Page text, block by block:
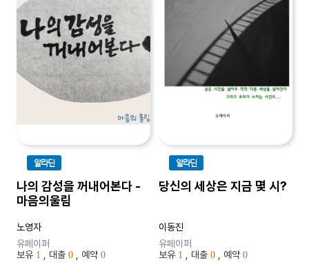
알라딘
나의 감성을 꺼내어본다 -
마음의울림
노영자
유페이퍼
보유 1 , 대출 0 , 예약 0
알라딘
당신의 세상은 지금 몇 시?
이동진
유페이퍼
보유 1 , 대출 0 , 예약 0